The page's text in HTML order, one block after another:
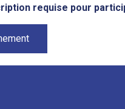
requise pour